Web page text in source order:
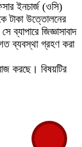
ইনচার্জ (ওসি)
টাকা উত্তোলনের
জিজ্ঞাসাবাদ
ব্যবস্থা গ্রহণ করা
করছে। বিষয়টির